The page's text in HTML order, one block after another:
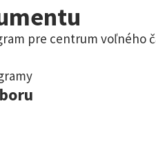
pre centrum voľného